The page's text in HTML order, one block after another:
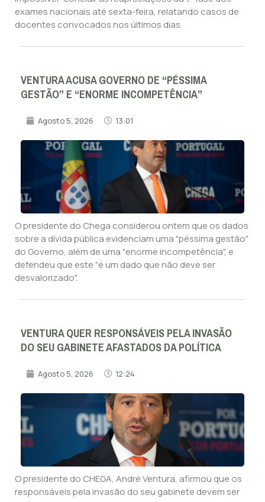
exames nacionais até sexta-feira, relatando casos de
docentes convocados nos últimos dias.
VENTURA ACUSA GOVERNO DE “PÉSSIMA
GESTÃO” E “ENORME INCOMPETÊNCIA”
Agosto 5, 2026 13:01
O presidente do Chega considerou ontem que os dados
sobre a dívida pública evidenciam uma "péssima gestão"
do Governo, além de uma "enorme incompetência", e
defendeu que este "é um dado que não deve ser
desvalorizado".
VENTURA QUER RESPONSÁVEIS PELA INVASÃO
DO SEU GABINETE AFASTADOS DA POLÍTICA
Agosto 5, 2026 12:24
O presidente do CHEGA, André Ventura, afirmou que os
responsáveis pela invasão do seu gabinete devem ser